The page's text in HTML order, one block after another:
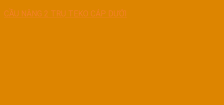
CẦU NÂNG 2 TRỤ TEKO CÁP DƯỚI